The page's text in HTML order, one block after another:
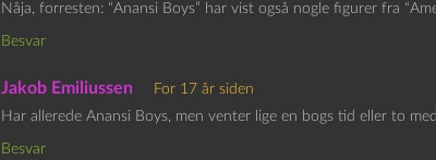
Nåja, forresten: “Anansi Boys” har vist også nogle figurer fra
Besvar
Jakob Emiliussen
For 17 år siden
Har allerede Anansi Boys, men venter lige en bogs tid eller to
Besvar